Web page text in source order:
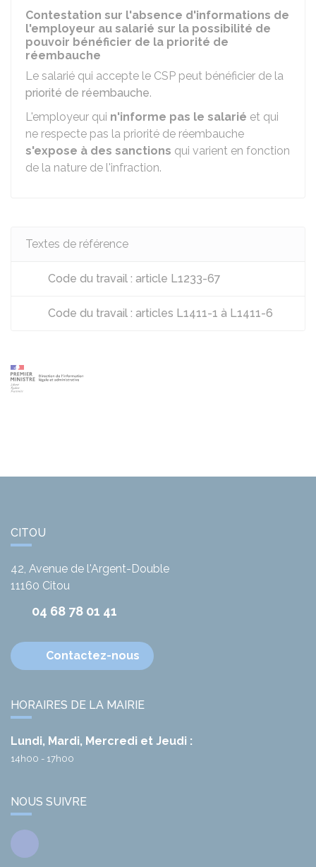
Contestation sur l'absence d'informations de
l'employeur au salarié sur la possibilité de
pouvoir bénéficier de la priorité de
réembauche
Le salarié qui accepte le CSP peut bénéficier de la
priorité de réembauche.
L'employeur qui n'informe pas le salarié et qui
ne respecte pas la priorité de réembauche
s'expose à des sanctions qui varient en fonction
de la nature de l'infraction.
Textes de référence
Code du travail : article L1233-67
Code du travail : articles L1411-1 à L1411-6
CITOU
42, Avenue de l'Argent-Double
11160 Citou
04 68 78 01 41
Contactez-nous
HORAIRES DE LA MAIRIE
Lundi, Mardi, Mercredi et Jeudi :
14h00 - 17h00
NOUS SUIVRE
Facebook